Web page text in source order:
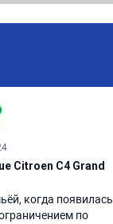
Citroen C4 Grand
когда появилась
по